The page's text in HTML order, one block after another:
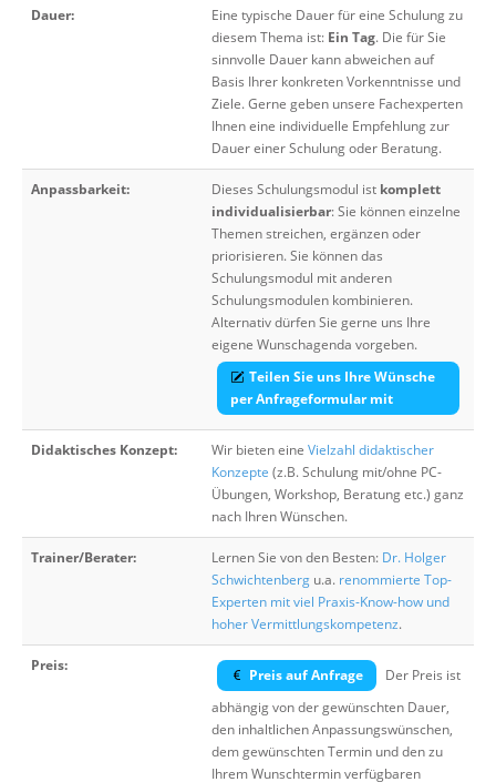
Dauer:
Eine typische Dauer für eine Schulung zu
diesem Thema ist: Ein Tag. Die für Sie
sinnvolle Dauer kann abweichen auf
Basis Ihrer konkreten Vorkenntnisse und
Ziele. Gerne geben unsere Fachexperten
Ihnen eine individuelle Empfehlung zur
Dauer einer Schulung oder Beratung.
Anpassbarkeit: Dieses Schulungsmodul ist komplett
individualisierbar: Sie können einzelne
Themen streichen, ergänzen oder
priorisieren. Sie können das
Schulungsmodul mit anderen
Schulungsmodulen kombinieren.
Alternativ dürfen Sie gerne uns Ihre
eigene Wunschagenda vorgeben.
Teilen Sie uns Ihre Wünsche
per Anfrageformular mit
Didaktisches Konzept: Wir bieten eine Vielzahl didaktischer
Konzepte (z.B. Schulung mit/ohne PC-
Übungen, Workshop, Beratung etc.) ganz
nach Ihren Wünschen.
Trainer/Berater: Lernen Sie von den Besten: Dr. Holger
Schwichtenberg u.a. renommierte Top-
Experten mit viel Praxis-Know-how und
hoher Vermittlungskompetenz.
Preis:
Preis auf Anfrage
Der Preis ist
abhängig von der gewünschten Dauer,
den inhaltlichen Anpassungswünschen,
dem gewünschten Termin und den zu
Ihrem Wunschtermin verfügbaren